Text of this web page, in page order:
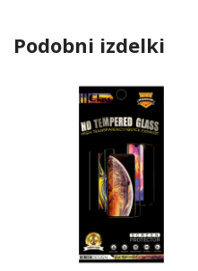
Podobni izdelki